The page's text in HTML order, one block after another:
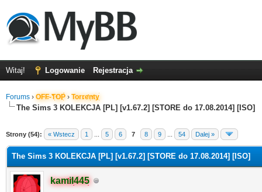
Witaj! Logowanie Rejestracja
Forums › OFF-TOP › Torrenty
The Sims 3 KOLEKCJA [PL] [v1.67.2] [STORE do 17.08.2014] [ISO]
Strony (54): « Wstecz 1 5 6 7 8 9 54 Dalej »
The Sims 3 KOLEKCJA [PL] [v1.67.2] [STORE do 17.08.2014] [ISO]
kamil445